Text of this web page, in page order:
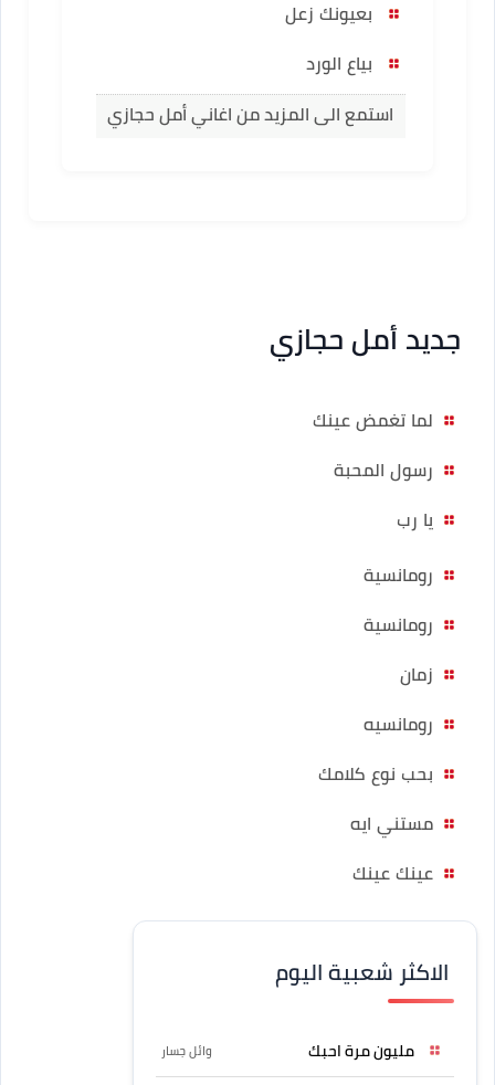
بعيونك زعل
بياع الورد
استمع الى المزيد من اغاني أمل حجازي
جديد أمل حجازي
لما تغمض عينك
رسول المحبة
يا رب
رومانسية
رومانسية
زمان
رومانسيه
بحب نوع كلامك
مستني ايه
عينك عينك
الاكثر شعبية اليوم
مليون مرة احبك وائل جسار